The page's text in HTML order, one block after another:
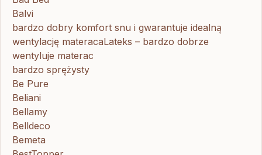
Balvi
bardzo dobry komfort snu i gwarantuje idealną
wentylację materacaLateks – bardzo dobrze
wentyluje materac
bardzo sprężysty
Be Pure
Beliani
Bellamy
Belldeco
Bemeta